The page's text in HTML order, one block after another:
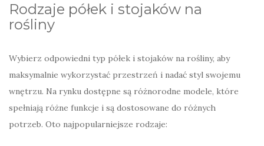
Rodzaje półek i stojaków na
rośliny
Wybierz odpowiedni typ półek i stojaków na rośliny, aby
maksymalnie wykorzystać przestrzeń i nadać styl swojemu
wnętrzu. Na rynku dostępne są różnorodne modele, które
spełniają różne funkcje i są dostosowane do różnych
potrzeb. Oto najpopularniejsze rodzaje: